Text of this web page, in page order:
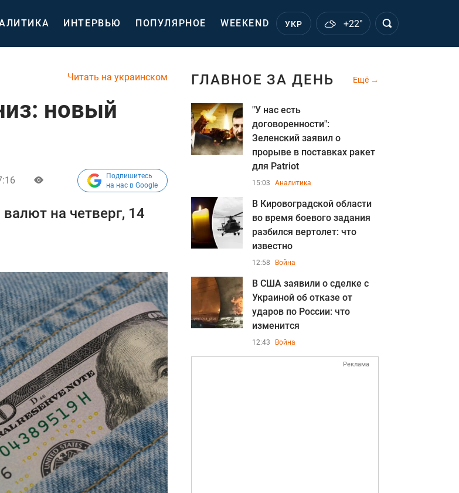
ИНТЕРВЬЮ ПОПУЛЯРНОЕ WEEKEND УКР +22°
Читать на украинском
новый
Подпишитесь
на нас в Google
на четверг, 14
ГЛАВНОЕ ЗА ДЕНЬ Ещё
"У нас есть
договоренности":
Зеленский заявил о
прорыве в поставках ракет
для Patriot
15:03 Аналитика
В Кировоградской области
во время боевого задания
разбился вертолет: что
известно
12:58 Война
В США заявили о сделке с
Украиной об отказе от
ударов по России: что
изменится
12:43 Война
Реклама